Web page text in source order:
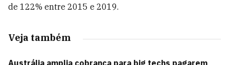
de 122% entre 2015 e 2019.
Veja também
Austrália amplia cobrança para big techs pagarem